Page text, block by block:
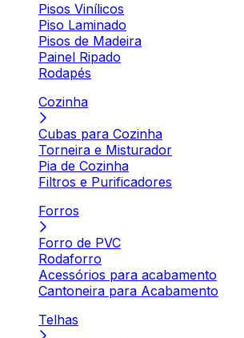
Pisos Vinílicos
Piso Laminado
Pisos de Madeira
Painel Ripado
Rodapés
Cozinha
Cubas para Cozinha
Torneira e Misturador
Pia de Cozinha
Filtros e Purificadores
Forros
Forro de PVC
Rodaforro
Acessórios para acabamento
Cantoneira para Acabamento
Telhas